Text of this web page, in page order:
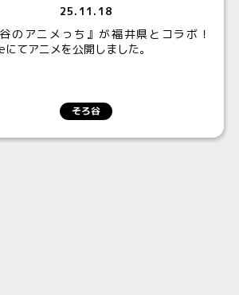
25.11.18
のアニメっち』が福井県とコラボ！
にてアニメを公開しました。
そろ谷